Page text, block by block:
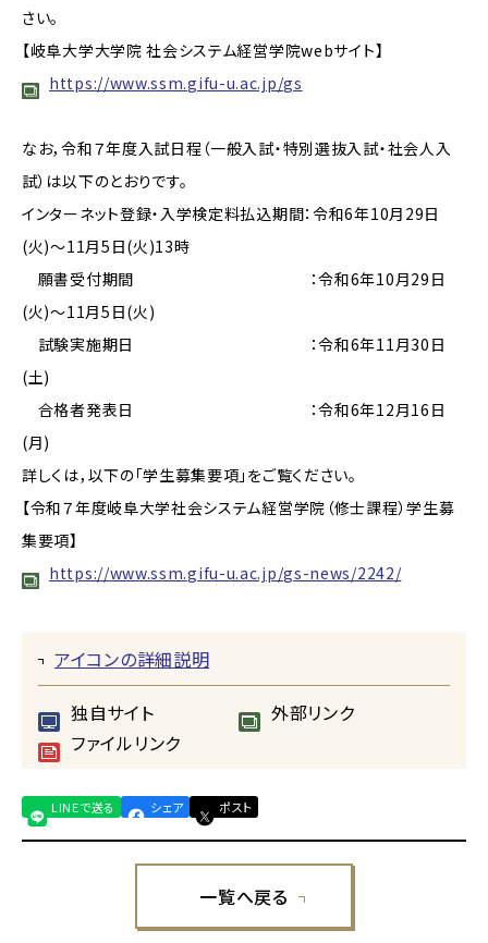
さい。
【岐阜大学大学院 社会システム経営学院webサイト】
https://www.ssm.gifu-u.ac.jp/gs
なお，令和７年度入試日程（一般入試・特別選抜入試・社会人入
試）は以下のとおりです。
インターネット登録・入学検定料払込期間：令和6年10月29日
(火)～11月5日(火)13時
願書受付期間 ：令和6年10月29日
(火)～11月5日(火)
試験実施期日 ：令和6年11月30日
(土)
合格者発表日 ：令和6年12月16日
(月)
詳しくは，以下の「学生募集要項」をご覧ください。
【令和７年度岐阜大学社会システム経営学院（修士課程）学生募
集要項】
https://www.ssm.gifu-u.ac.jp/gs-news/2242/
アイコンの詳細説明
独自サイト
外部リンク
ファイルリンク
LINEで送る シェア ポスト
一覧へ戻る